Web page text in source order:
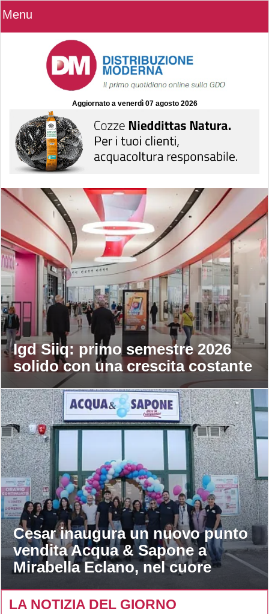
Menu
Aggiornato a venerdì 07 agosto 2026
Igd Siiq: primo semestre 2026
solido con una crescita costante
Cesar inaugura un nuovo punto
vendita Acqua & Sapone a
Mirabella Eclano, nel cuore
LA NOTIZIA DEL GIORNO